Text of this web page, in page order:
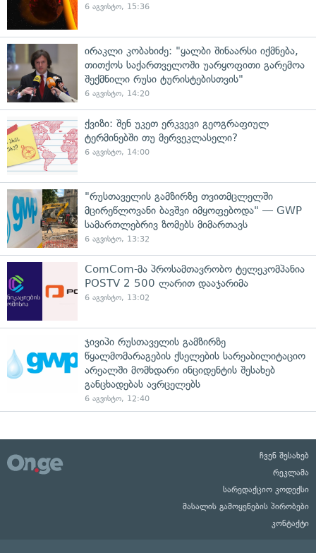
6 აგვისტო, 15:36
ირაკლი კობახიძე: "ყალბი შინაარსი იქმნება,
თითქოს საქართველოში უარყოფითი გარემოა
შექმნილი რუსი ტურისტებისთვის"
6 აგვისტო, 14:20
ქვიზი: შენ უკეთ ერკვევი გეოგრაფიულ
ტერმინებში თუ მერვეკლასელი?
6 აგვისტო, 14:00
"რუსთაველის გამზირზე თვითმცლელში
მცირეწლოვანი ბავშვი იმყოფებოდა" — GWP
სამართლებრივ ზომებს მიმართავს
6 აგვისტო, 13:32
ComCom-მა პროსამთავრობო ტელეკომპანია
POSTV 2 500 ლარით დააჯარიმა
6 აგვისტო, 13:02
ჯივიპი რუსთაველის გამზირზე
წყალმომარაგების ქსელების სარეაბილიტაციო
არეალში მომხდარი ინციდენტის შესახებ
განცხადებას ავრცელებს
6 აგვისტო, 12:40
ჩვენ შესახებ
რეკლამა
სარედაქციო კოდექსი
მასალის გამოყენების პირობები
კონტაქტი